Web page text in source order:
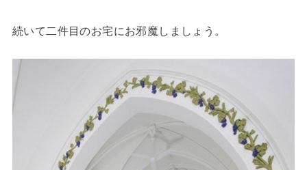
続いて二件目のお宅にお邪魔しましょう。